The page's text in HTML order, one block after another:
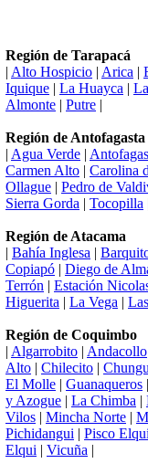
Región de Tarapacá
| Alto Hospicio | Arica |
Iquique | La Huayca |
Almonte | Putre |
Región de Antofagasta
| Agua Verde |
Carmen Alto | Carolina
Ollague | Pedro de
Sierra Gorda | Tocopilla
Región de Atacama
| Bahía Inglesa |
Copiapó | Diego de
Terrón | Estación
Higuerita | La Vega |
Región de Coquimbo
| Algarrobito | Andacollo
Alto | Chilecito |
El Molle | Guanaqueros |
y Azogue | La Chimba |
Vilos | Mincha Norte |
Pichidangui | Pisco Elqui
Elqui | Vicuña |